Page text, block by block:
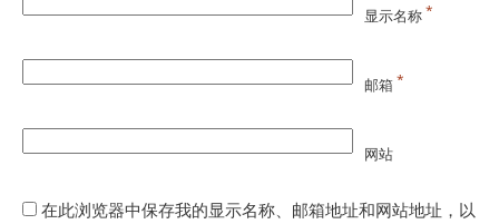
显示名称*
邮箱*
网站
在此浏览器中保存我的显示名称、邮箱地址和网站地址，以